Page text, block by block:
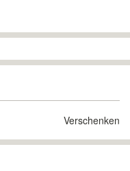
Verschenken